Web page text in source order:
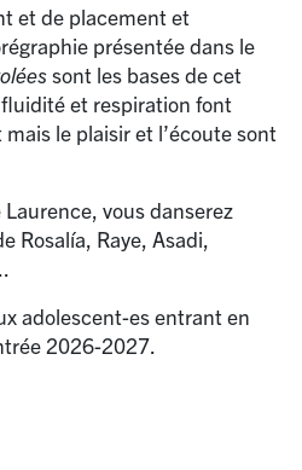
et de placement et
présentée dans le
sont les bases de cet
et respiration font
le plaisir et l’écoute sont
Laurence, vous danserez
Rosalía, Raye, Asadi,
adolescent-es entrant en
2026-2027.